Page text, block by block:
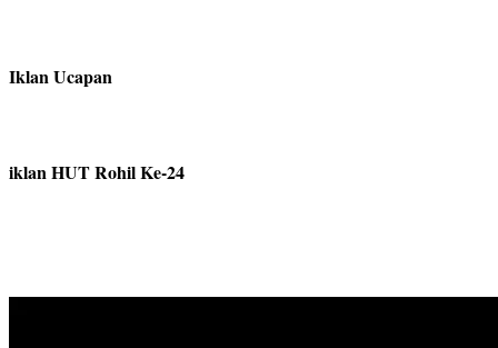
Iklan Ucapan
iklan HUT Rohil Ke-24